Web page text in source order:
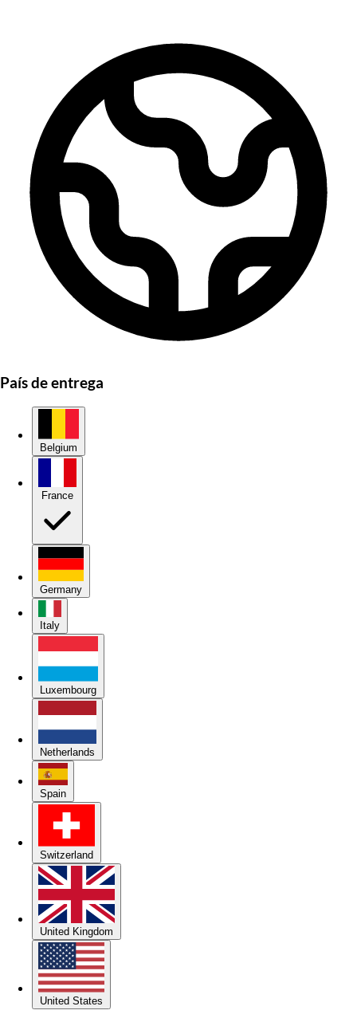
País de entrega
Belgium
Germany
Italy
Luxembourg
Netherlands
Spain
Switzerland
United Kingdom
United States